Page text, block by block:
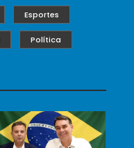
Esportes
Política